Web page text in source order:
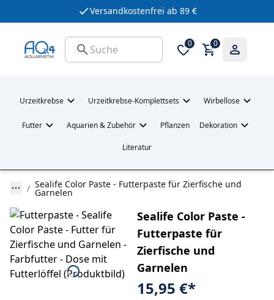
Versandkostenfrei ab 89 €
0 0
Urzeitkrebse Urzeitkrebse-Komplettsets Wirbellose
Futter Aquarien & Zubehör Pflanzen Dekoration
Literatur
Sealife Color Paste - Futterpaste für Zierfische und
Garnelen
Sealife Color Paste -
Futterpaste für
Zierfische und
Garnelen
15,95 €*